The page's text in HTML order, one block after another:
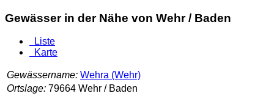
Gewässer in der Nähe von Wehr / Baden
Liste
Karte
Gewässername: Wehra (Wehr)
Ortslage: 79664 Wehr / Baden